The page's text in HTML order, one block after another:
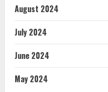
August 2024
July 2024
June 2024
May 2024